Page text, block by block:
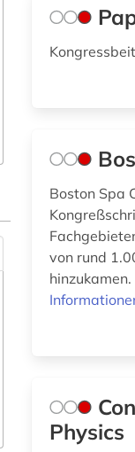
Boston Spa
von rund
Physics